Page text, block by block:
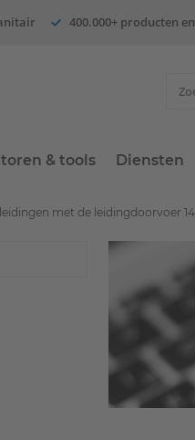
400.000+ producten
& tools Diensten
met de leidingdoorvoer